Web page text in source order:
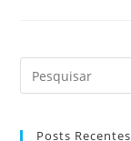
Posts Recentes